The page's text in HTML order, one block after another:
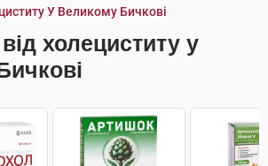
У Великому Бичкові
холециститу у